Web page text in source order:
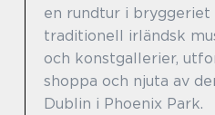
en rundtur i bryggeriet
traditionell irländsk
och konstgallerier,
shoppa och njuta av
Dublin i Phoenix Park.